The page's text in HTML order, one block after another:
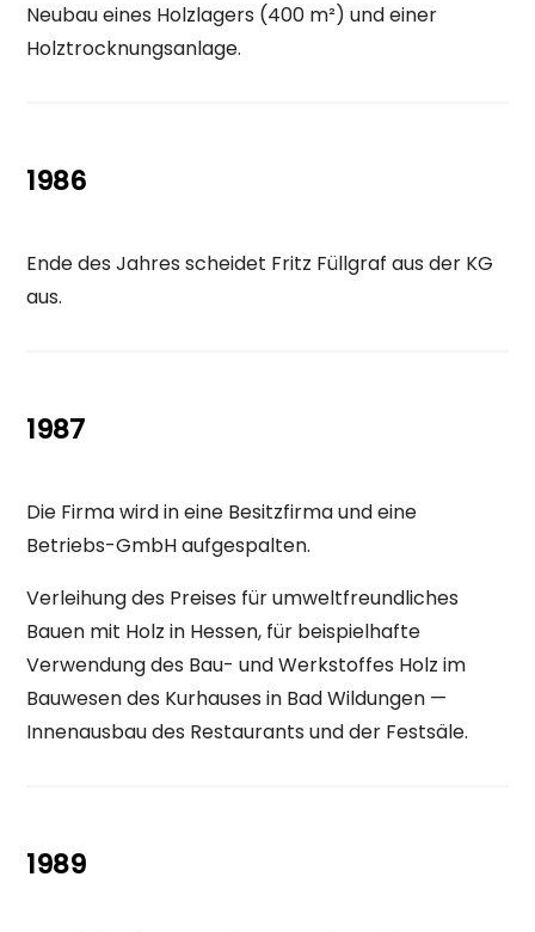
Neubau eines Holzlagers (400 m²) und einer
Holztrocknungsanlage.
1986
Ende des Jahres scheidet Fritz Füllgraf aus der KG
aus.
1987
Die Firma wird in eine Besitzfirma und eine
Betriebs-GmbH aufgespalten.
Verleihung des Preises für umweltfreundliches
Bauen mit Holz in Hessen, für beispielhafte
Verwendung des Bau- und Werkstoffes Holz im
Bauwesen des Kurhauses in Bad Wildungen —
Innenausbau des Restaurants und der Festsäle.
1989